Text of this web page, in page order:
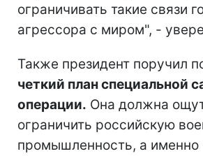
ограничивать такие связи
агрессора с миром", -
Также президент поручил
четкий план специальной
операции. Она должна
ограничить российскую
промышленность, а именно